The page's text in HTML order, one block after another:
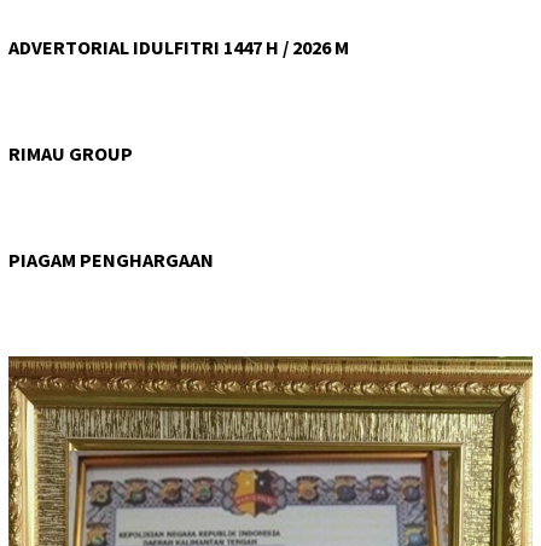
ADVERTORIAL IDULFITRI 1447 H / 2026 M
RIMAU GROUP
PIAGAM PENGHARGAAN